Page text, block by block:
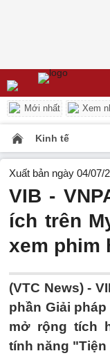
Mới nhất Xem
Kinh tế
Xuất bản ngày 04/07/
VIB -
ích trên
xem phim
(VTC News) -
phần Giải pháp
mở rộng tích
tính năng